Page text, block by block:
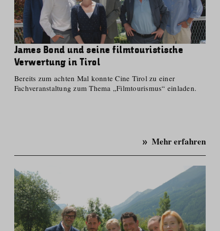
James Bond und seine filmtouristische
Verwertung in Tirol
Bereits zum achten Mal konnte Cine Tirol zu einer
Fachveran­staltung zum Thema „Filmtourismus“ einladen.
Mehr erfahren